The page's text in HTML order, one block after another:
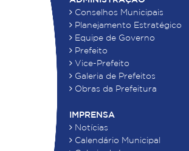
Conselhos Municipais
Planejamento Estratégico
Equipe de Governo
Prefeito
Vice-Prefeito
Galeria de Prefeitos
Obras da Prefeitura
IMPRENSA
Notícias
Calendário Municipal